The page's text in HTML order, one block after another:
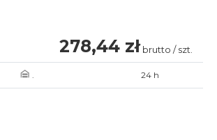
278,44 zł brutto / szt.
. 24 h